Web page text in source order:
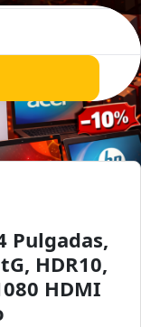
Pulgadas,
HDR10,
HDMI